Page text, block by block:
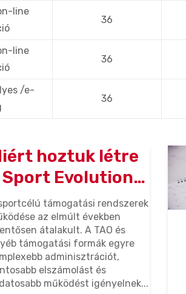
line
36
line
36
/e-
36
hoztuk létre
Sport Evolution
– és
sportszervezetek
támogatási rendszerek
az elmúlt években
átalakult. A TAO és
támogatási formák egyre
adminisztrációt,
elszámolást és
működést igényelnek...